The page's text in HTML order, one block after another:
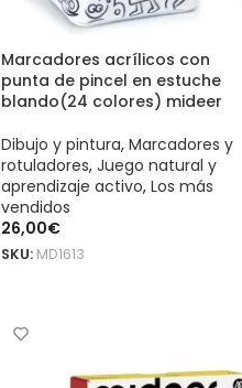
Marcadores acrílicos con
punta de pincel en estuche
blando(24 colores) mideer
Dibujo y pintura, Marcadores y
rotuladores, Juego natural y
aprendizaje activo, Los más
vendidos
26,00€
SKU: MD1613